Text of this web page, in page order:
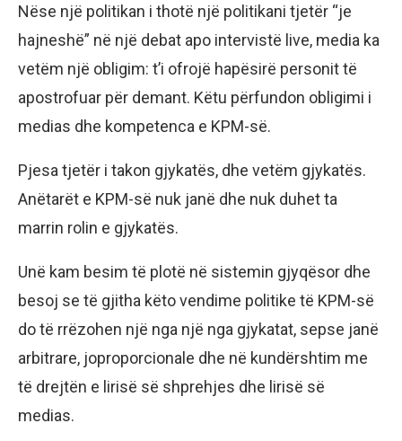
Nëse një politikan i thotë një politikani tjetër “je
hajneshë” në një debat apo intervistë live, media ka
vetëm një obligim: t’i ofrojë hapësirë personit të
apostrofuar për demant. Këtu përfundon obligimi i
medias dhe kompetenca e KPM-së.
Pjesa tjetër i takon gjykatës, dhe vetëm gjykatës.
Anëtarët e KPM-së nuk janë dhe nuk duhet ta
marrin rolin e gjykatës.
Unë kam besim të plotë në sistemin gjyqësor dhe
besoj se të gjitha këto vendime politike të KPM-së
do të rrëzohen një nga një nga gjykatat, sepse janë
arbitrare, joproporcionale dhe në kundërshtim me
të drejtën e lirisë së shprehjes dhe lirisë së
medias.